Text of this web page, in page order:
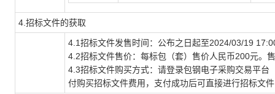
4.招标文件的获取
4.1招标文件发售时间：公布之日起至2024/03/19
4.2招标文件售价：每标包（套）售价人民币200元。
4.3招标文件购买方式：请登录包钢电子采购交易平
付购买招标文件费用，支付成功后可直接进行招标文